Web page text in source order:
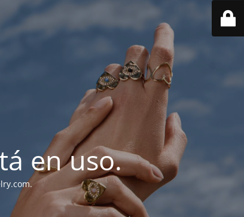
en uso.